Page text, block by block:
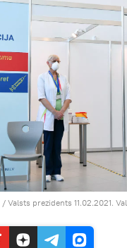
/ Valsts prezidents 11.02.2021.